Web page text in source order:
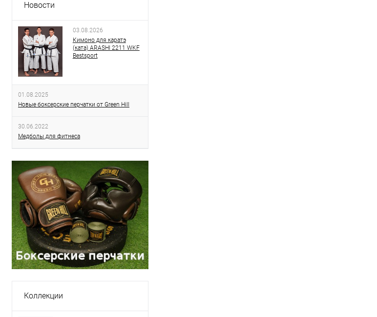
Новости
03.08.2026
Кимоно для каратэ
(ката) ARASHI 2211 WKF
Bestsport
01.08.2025
Новые боксерские перчатки от Green Hill
30.06.2022
Медболы для фитнеса
Коллекции